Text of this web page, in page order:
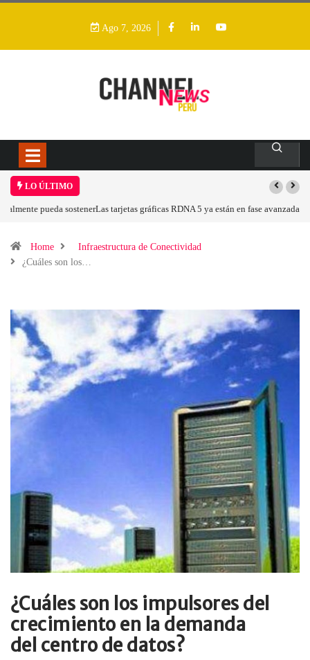
Ago 7, 2026
LO ÚLTIMO
Las tarjetas gráficas RDNA 5 ya están en fase avanzada de desarrollo
Home
Infraestructura de Conectividad
¿Cuáles son los…
¿Cuáles son los impulsores del
crecimiento en la demanda
del centro de datos?